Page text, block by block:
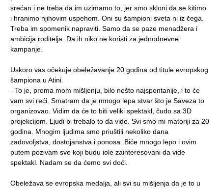
srećan i ne treba da im uzimamo to, jer smo skloni da se kitimo
i hranimo njihovim uspehom. Oni su šampioni sveta ni iz čega.
Treba im spomenik napraviti. Samo da se paze menadžera i
ambicija roditelja. Da ih niko ne koristi za jednodnevne
kampanje.
Uskoro vas očekuje obeležavanje 20 godina od titule evropskog
šampiona u Atini.
- To je, prema mom mišljenju, bilo nešto najspontanije, i to će
vam svi reći. Smatram da je mnogo lepa stvar što je Saveza to
organizovao. Vidim da će to biti veliki spektakl, čudo sa 3D
projekcijom. Ljudi bi trebalo to da vide. Svi smo mi matoriji za 20
godina. Mnogim ljudima smo priuštili nekoliko dana
zadovoljstva, dostojanstva i ponosa. Biće mnogo lepo i ovim
putem pozivam sve koji budu iole zainteresovani da vide
spektakl. Nadam se da ćemo svi doći.
Obeležava se evropska medalja, ali svi su mišljenja da je to u